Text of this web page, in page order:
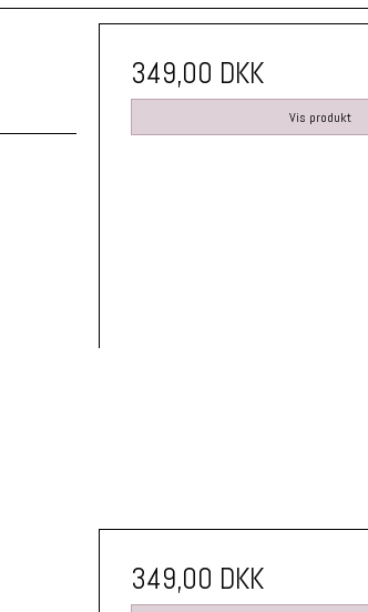
349,00 DKK
Vis produkt
349,00 DKK